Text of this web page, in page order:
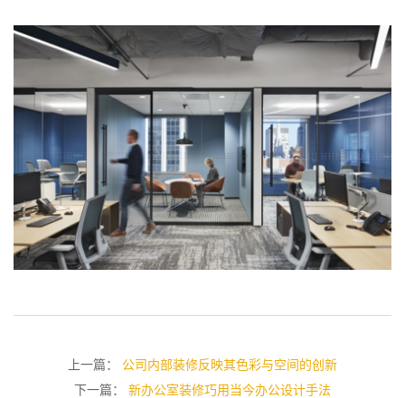
上一篇： 公司内部装修反映其色彩与空间的创新
下一篇： 新办公室装修巧用当今办公设计手法